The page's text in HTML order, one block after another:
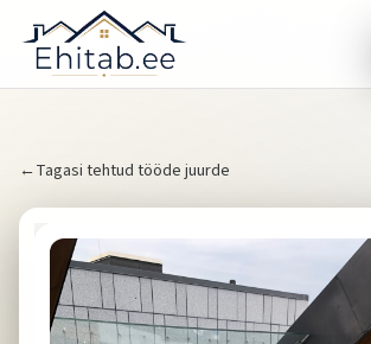
←Tagasi tehtud tööde juurde